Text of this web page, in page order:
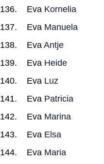
Eva Kornelia
Eva Manuela
Eva Antje
Eva Heide
Eva Luz
Eva Patricia
Eva Marina
Eva Elsa
Eva Maria